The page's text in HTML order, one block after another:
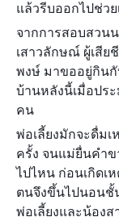
แล้วรีบออกไปช่วย
จากการสอบสวน
เสาวลักษณ์ ผู้เสีย
พงษ์ มาขออยู่กินกั
บ้านหลังนี้เมื่อปร
คน
พ่อเลี้ยงมักจะดื่มเ
ครั้ง จนแม่ยื่นคำ
ไปไหน ก่อนเกิดเ
ตนจึงขึ้นไปนอน
พ่อเลี้ยงและน้อง